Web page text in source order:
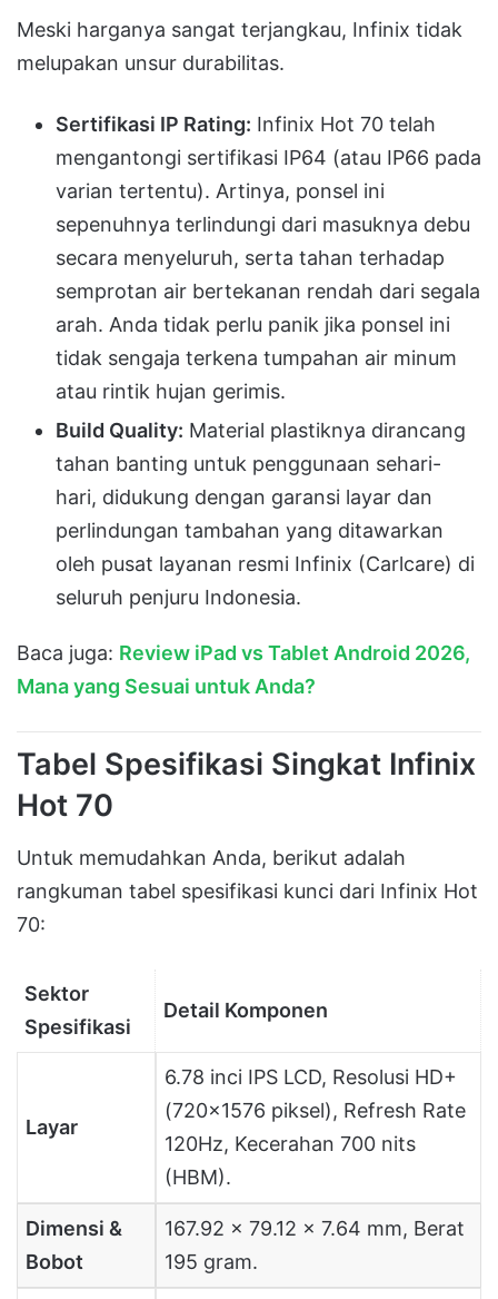
Meski harganya sangat terjangkau, Infinix tidak
melupakan unsur durabilitas.
Sertifikasi IP Rating: Infinix Hot 70 telah
mengantongi sertifikasi IP64 (atau IP66 pada
varian tertentu). Artinya, ponsel ini
sepenuhnya terlindungi dari masuknya debu
secara menyeluruh, serta tahan terhadap
semprotan air bertekanan rendah dari segala
arah. Anda tidak perlu panik jika ponsel ini
tidak sengaja terkena tumpahan air minum
atau rintik hujan gerimis.
Build Quality: Material plastiknya dirancang
tahan banting untuk penggunaan sehari-
hari, didukung dengan garansi layar dan
perlindungan tambahan yang ditawarkan
oleh pusat layanan resmi Infinix (Carlcare) di
seluruh penjuru Indonesia.
Baca juga: Review iPad vs Tablet Android 2026,
Mana yang Sesuai untuk Anda?
Tabel Spesifikasi Singkat Infinix
Hot 70
Untuk memudahkan Anda, berikut adalah
rangkuman tabel spesifikasi kunci dari Infinix Hot
70:
Sektor
Spesifikasi
Detail Komponen
Layar
6.78 inci IPS LCD, Resolusi HD+
(720×1576 piksel), Refresh Rate
120Hz, Kecerahan 700 nits
(HBM).
Dimensi &
Bobot
167.92 x 79.12 x 7.64 mm, Berat
195 gram.